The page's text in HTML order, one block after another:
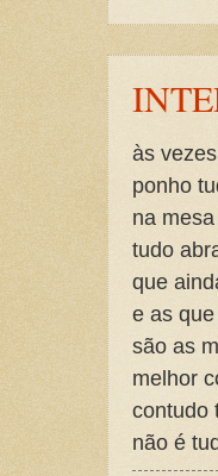
às
ponho
na
tudo
que
e as
são as
melhor
contudo
não é